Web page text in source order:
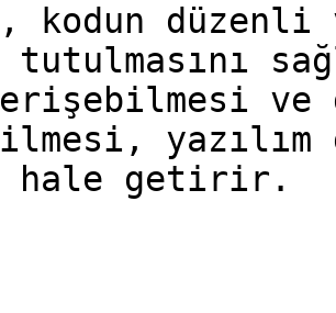
kodun
erişebilmesi